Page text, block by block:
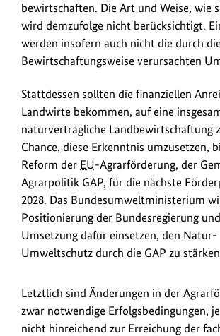
bewirtschaften. Die Art und Weise, wie
wird demzufolge nicht berücksichtigt.
werden insofern auch nicht die durch
Bewirtschaftungsweise verursachten
Stattdessen sollten die finanziellen
Landwirte bekommen, auf eine
naturverträgliche Landbewirtschaftung
Chance, diese Erkenntnis umzusetzen,
Reform der EU-Agrarförderung, der
Agrarpolitik GAP, für die nächste
2028. Das Bundesumweltministerium
Positionierung der Bundesregierung
Umsetzung dafür einsetzen, den Natur-
Umweltschutz durch die GAP zu
Letztlich sind Änderungen in der
zwar notwendige Erfolgsbedingungen,
nicht hinreichend zur Erreichung der